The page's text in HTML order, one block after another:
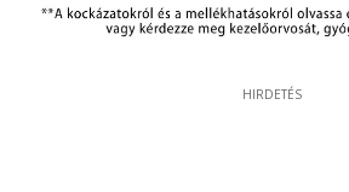
HIRDETÉS